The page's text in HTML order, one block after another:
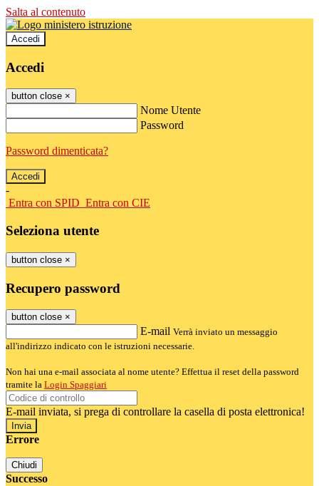
Salta al contenuto
Accedi
Accedi
button close ×
Nome Utente
Password
Password dimenticata?
-
Entra con SPID Entra con CIE
Seleziona utente
button close ×
Recupero password
button close ×
E-mail Verrà inviato un messaggio
all'indirizzo indicato con le istruzioni necessarie.
Non hai una e-mail associata al nome utente? Effettua il reset della password
tramite la Login Spaggiari
E-mail inviata, si prega di controllare la casella di posta elettronica!
Errore
Chiudi
Successo